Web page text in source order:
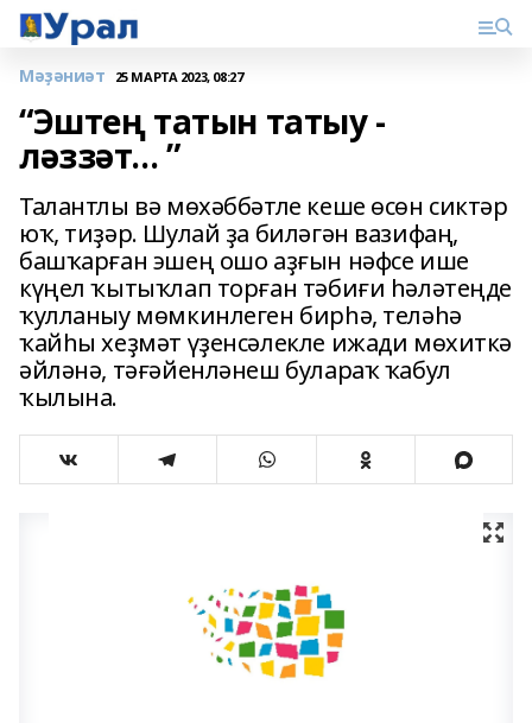
Мәҙәниәт 25 МАРТА 2023, 08:27
“Эштең татын татыу -
ләззәт... ”
Талантлы вә мөхәббәтле кеше өсөн сиктәр
юҡ, тиҙәр. Шулай ҙа биләгән вазифаң,
башҡарған эшең ошо аҙғын нәфсе ише
күңел ҡытыҡлап торған тәбиғи һәләтеңде
ҡулланыу мөмкинлеген бирһә, теләһә
ҡайһы хеҙмәт үҙенсәлекле ижади мөхиткә
әйләнә, тәғәйенләнеш булараҡ ҡабул
ҡылына.